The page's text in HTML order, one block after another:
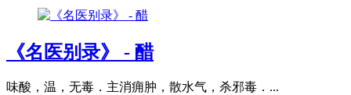
《名医别录》 - 醋
味酸，温，无毒．主消痈肿，散水气，杀邪毒．...